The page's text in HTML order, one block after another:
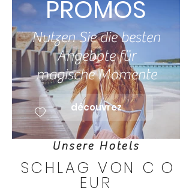
PROMOS
Nutzen Sie die besten
Angebote für
magische Momente
découvrez
Unsere Hotels
SCHLAG VON C O
EUR